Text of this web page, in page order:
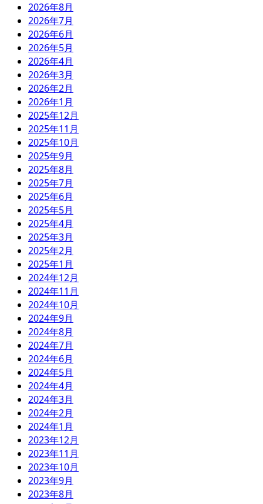
2026年8月
2026年7月
2026年6月
2026年5月
2026年4月
2026年3月
2026年2月
2026年1月
2025年12月
2025年11月
2025年10月
2025年9月
2025年8月
2025年7月
2025年6月
2025年5月
2025年4月
2025年3月
2025年2月
2025年1月
2024年12月
2024年11月
2024年10月
2024年9月
2024年8月
2024年7月
2024年6月
2024年5月
2024年4月
2024年3月
2024年2月
2024年1月
2023年12月
2023年11月
2023年10月
2023年9月
2023年8月